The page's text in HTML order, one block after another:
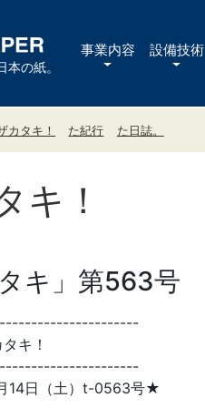
の紙。
事業内容 設備技術
カタキ！ た紀行 た日誌。
キ！
タキ」第563号
！
14日（土）t-0563号★